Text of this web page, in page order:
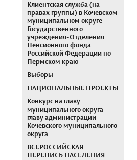
Клиентская служба (на
правах группы) в Кочевском
муниципальном округе
Государственного
учреждения-Отделения
Пенсионного фонда
Российской Федерации по
Пермском краю
Выборы
НАЦИОНАЛЬНЫЕ ПРОЕКТЫ
Конкурс на главу
муниципального округа -
главу администрации
Кочевского муниципального
округа
ВСЕРОССИЙСКАЯ
ПЕРЕПИСЬ НАСЕЛЕНИЯ